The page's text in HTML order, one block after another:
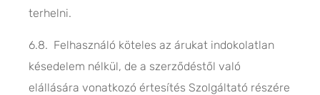
terhelni.
6.8. Felhasználó köteles az árukat indokolatlan
késedelem nélkül, de a szerződéstől való
elállására vonatkozó értesítés Szolgáltató részére